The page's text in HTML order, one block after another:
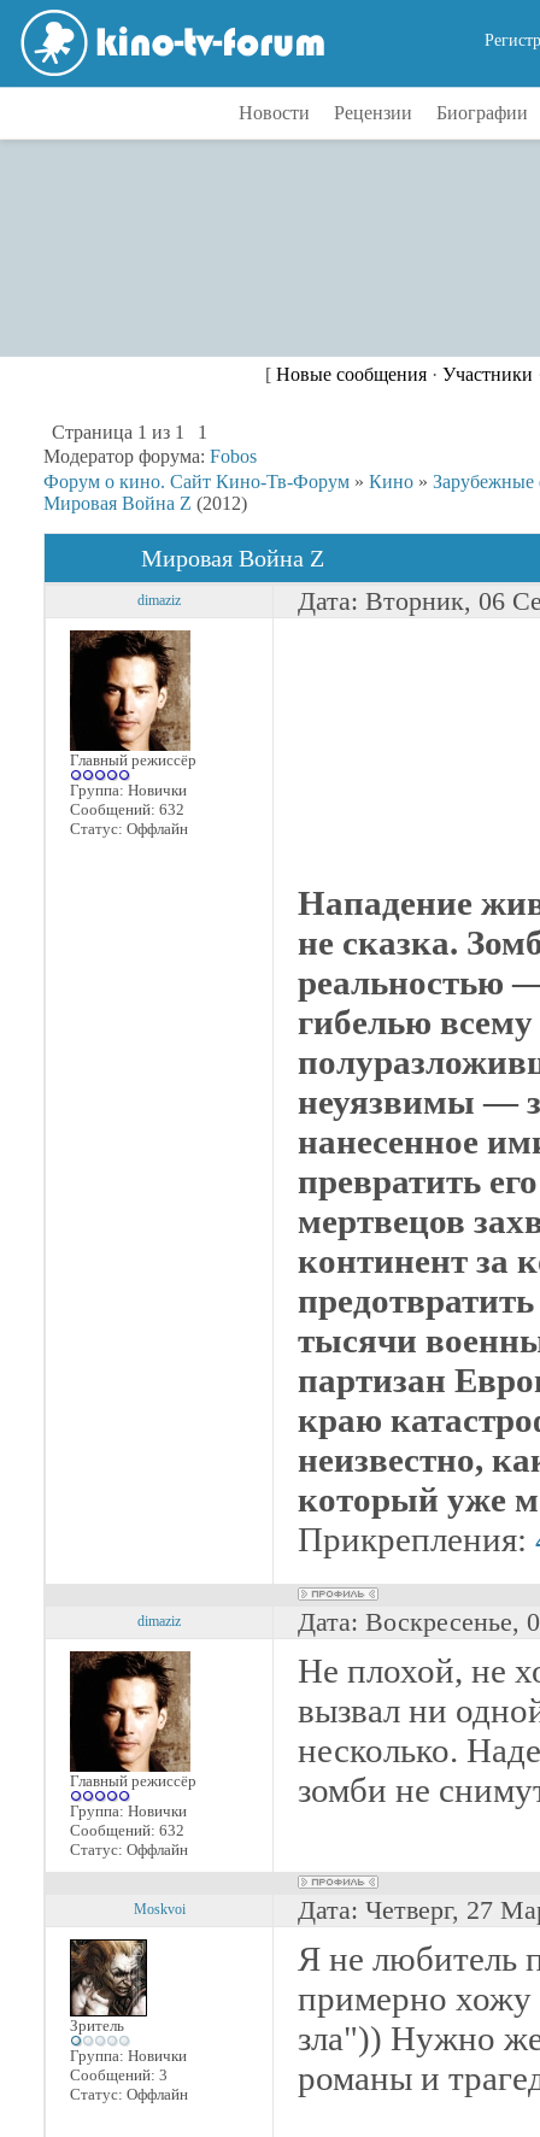
Новости Рецензии Биографии
[ Новые сообщения· Участники
Страница 1 из 1
1
Модератор форума: Fobos
Форум о кино. Сайт Кино-Тв-Форум » Кино »
Мировая Война Z (2012)
Мировая Война Z
dimaziz Дата: Вторник, 06
Главный режиссёр
Группа: Новички
Сообщений: 632
Статус: Оффлайн
Нападение
не сказка.
реальностью
гибелью
неуязвимы —
нанесенное
превратить
мертвецов
континент за
тысячи
партизан
краю
неизвестно,
который уже
Прикрепления:
dimaziz Дата:
Главный режиссёр
Группа: Новички
Сообщений: 632
Статус: Оффлайн
Не плохой, не
вызвал ни
несколько.
зомби не
Moskvoi Дата: Четверг, 27
Зритель
Группа: Новички
Сообщений: 3
Статус: Оффлайн
Я не любитель
примерно хожу
зла")) Нужно
романы и